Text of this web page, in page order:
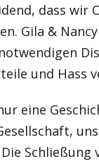
dass
Gila &
und Hass
eine
Schließung